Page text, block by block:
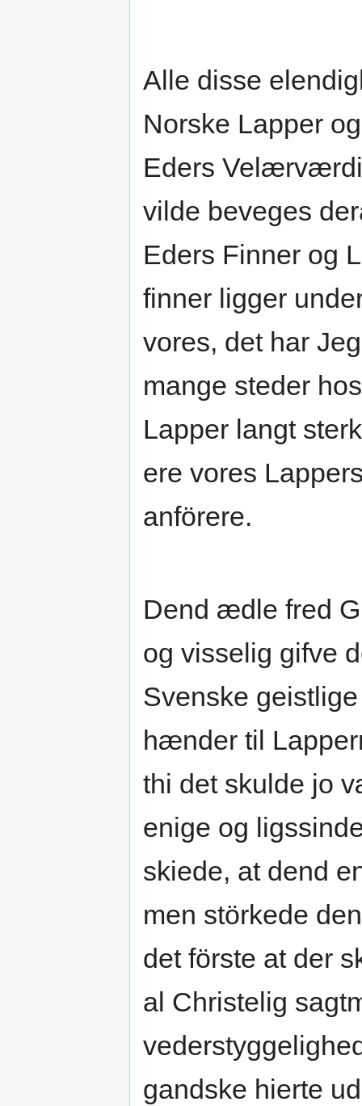
Alle disse
Norske Lapper
Eders
vilde beveges
Eders Finner og
finner ligger
vores, det har
mange steder
Lapper langt
ere vores
anförere.
Dend ædle fred
og visselig gifve
Svenske
hænder til
thi det skulde jo
enige og
skiede, at dend
men störkede
det förste at der
al Christelig
gandske hierte